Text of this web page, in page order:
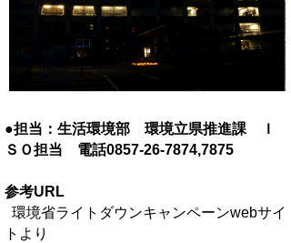
●担当：生活環境部 環境立県推進課 Ｉ
ＳＯ担当 電話0857-26-7874,7875
参考URL
環境省ライトダウンキャンペーンwebサイ
トより